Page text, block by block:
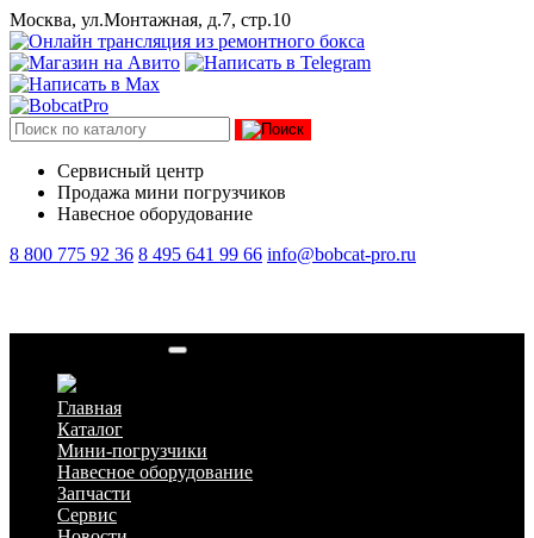
Москва, ул.Монтажная, д.7, стр.10
Сервисный центр
Продажа мини погрузчиков
Навесное оборудование
8 800 775 92 36 8 495 641 99 66 info@bobcat-pro.ru
Главная
Каталог
Мини-погрузчики
Навесное оборудование
Запчасти
Сервис